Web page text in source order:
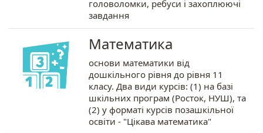
головоломки, ребуси і захоплюючі
завдання
Математика
основи математики від
дошкільного рівня до рівня 11
класу. Два види курсів: (1) на базі
шкільних програм (Росток, НУШ), та
(2) у форматі курсів позашкільної
освіти - "Цікава математика"